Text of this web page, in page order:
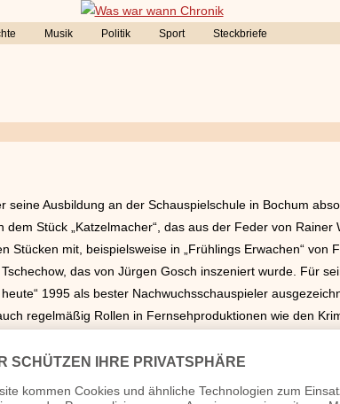
Musik Politik Sport Steckbriefe
seine Ausbildung an der Schauspielschule in Bochum
Stück „Katzelmacher“, das aus der Feder von
Stücken mit, beispielsweise in „Frühlings Erwachen“ von
das von Jürgen Gosch inszeniert wurde. Für
1995 als bester Nachwuchsschauspieler
regelmäßig Rollen in Fernsehproduktionen wie den
Süden und der Luftgitarrist“ erhielt der vielbeschäftigte